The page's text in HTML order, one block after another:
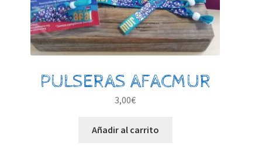
PULSERAS AFACMUR
3,00€
Añadir al carrito